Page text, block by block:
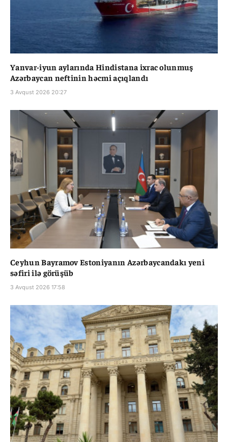
Yanvar-iyun aylarında Hindistana ixrac olunmuş
Azərbaycan neftinin həcmi açıqlandı
3 Avqust 2026 20:27
Ceyhun Bayramov Estoniyanın Azərbaycandakı yeni
səfiri ilə görüşüb
3 Avqust 2026 17:58